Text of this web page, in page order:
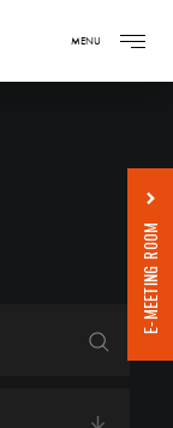
MENU
E-MEETING ROOM